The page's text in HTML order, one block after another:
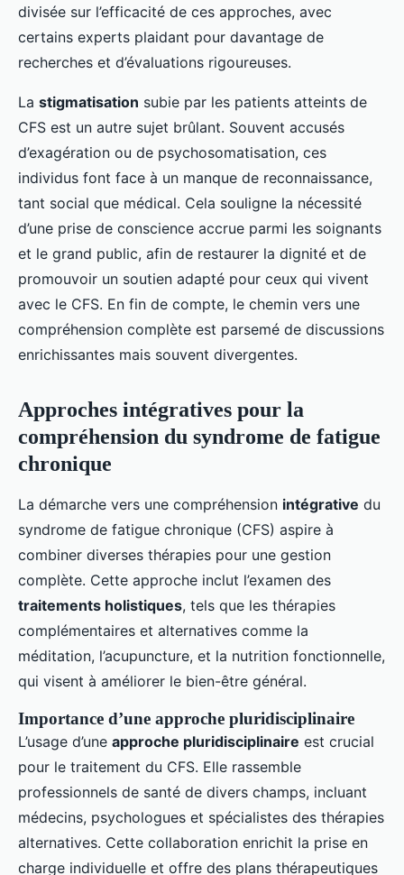
divisée sur l’efficacité de ces approches, avec
certains experts plaidant pour davantage de
recherches et d’évaluations rigoureuses.
La stigmatisation subie par les patients atteints de
CFS est un autre sujet brûlant. Souvent accusés
d’exagération ou de psychosomatisation, ces
individus font face à un manque de reconnaissance,
tant social que médical. Cela souligne la nécessité
d’une prise de conscience accrue parmi les soignants
et le grand public, afin de restaurer la dignité et de
promouvoir un soutien adapté pour ceux qui vivent
avec le CFS. En fin de compte, le chemin vers une
compréhension complète est parsemé de discussions
enrichissantes mais souvent divergentes.
Approches intégratives pour la
compréhension du syndrome de fatigue
chronique
La démarche vers une compréhension intégrative du
syndrome de fatigue chronique (CFS) aspire à
combiner diverses thérapies pour une gestion
complète. Cette approche inclut l’examen des
traitements holistiques, tels que les thérapies
complémentaires et alternatives comme la
méditation, l’acupuncture, et la nutrition fonctionnelle,
qui visent à améliorer le bien-être général.
Importance d’une approche pluridisciplinaire
L’usage d’une approche pluridisciplinaire est crucial
pour le traitement du CFS. Elle rassemble
professionnels de santé de divers champs, incluant
médecins, psychologues et spécialistes des thérapies
alternatives. Cette collaboration enrichit la prise en
charge individuelle et offre des plans thérapeutiques